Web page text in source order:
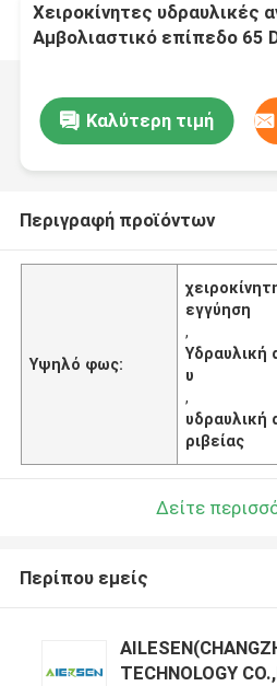
Χειροκίνητες υδραυλικές
Αμβολιαστικό επίπεδο 65
Καλύτερη τιμή
Περιγραφή προϊόντων
Υψηλό φως:
εγγύηση
,
Υδραυλική
υ
,
υδραυλική
ριβείας
Δείτε
Περίπου εμείς
TECHNOLOGY